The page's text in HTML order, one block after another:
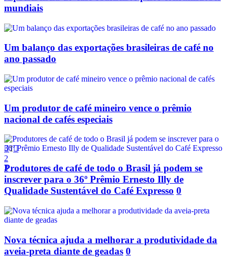
mundiais
Um balanço das exportações brasileiras de café no
ano passado
Um produtor de café mineiro vence o prêmio
nacional de cafés especiais
1
2
3
Produtores de café de todo o Brasil já podem se
inscrever para o 36º Prêmio Ernesto Illy de
Qualidade Sustentável do Café Expresso 0
Nova técnica ajuda a melhorar a produtividade da
aveia-preta diante de geadas 0